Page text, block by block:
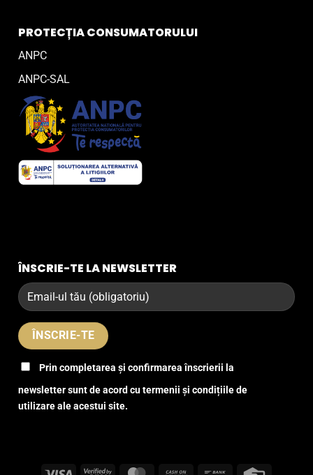
PROTECȚIA CONSUMATORULUI
ANPC
ANPC-SAL
ÎNSCRIE-TE LA NEWSLETTER
Prin completarea și confirmarea înscrierii la
newsletter sunt de acord cu termenii și condițiile de
utilizare ale acestui site.